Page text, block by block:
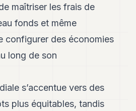
maîtriser les frais de
fonds et même
configurer des économies
long de son
s’accentue vers des
plus équitables, tandis